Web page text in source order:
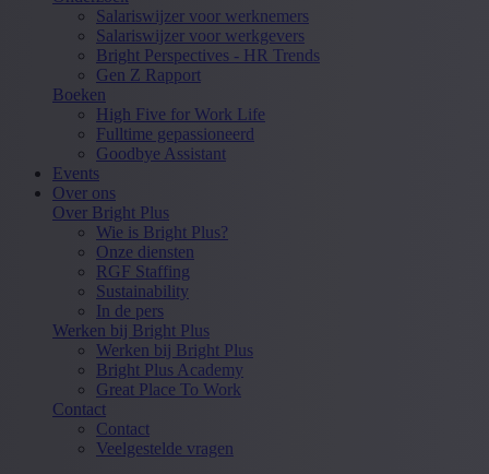
Salariswijzer voor werknemers
Salariswijzer voor werkgevers
Bright Perspectives - HR Trends
Gen Z Rapport
Boeken
High Five for Work Life
Fulltime gepassioneerd
Goodbye Assistant
Events
Over ons
Over Bright Plus
Wie is Bright Plus?
Onze diensten
RGF Staffing
Sustainability
In de pers
Werken bij Bright Plus
Werken bij Bright Plus
Bright Plus Academy
Great Place To Work
Contact
Contact
Veelgestelde vragen